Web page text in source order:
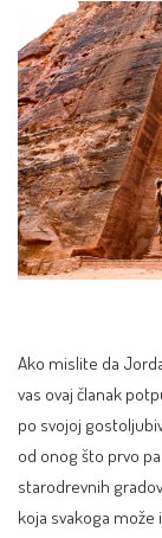
Ako mislite da
vas ovaj članak
po svojoj
od onog što prvo
starodrevnih
koja svakoga može